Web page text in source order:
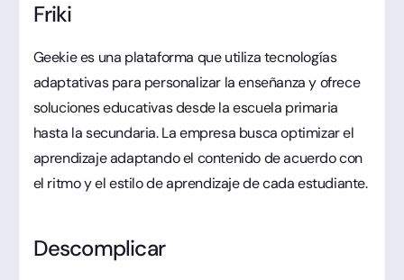
Friki
Geekie es una plataforma que utiliza tecnologías
adaptativas para personalizar la enseñanza y ofrece
soluciones educativas desde la escuela primaria
hasta la secundaria. La empresa busca optimizar el
aprendizaje adaptando el contenido de acuerdo con
el ritmo y el estilo de aprendizaje de cada estudiante.
Descomplicar